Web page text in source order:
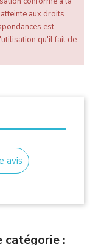
aux droits
est
qu'il fait de
avis
catégorie :